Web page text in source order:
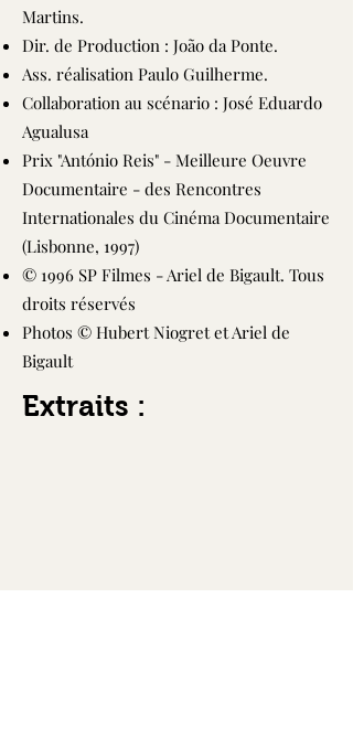
Martins.
Dir. de Production : João da Ponte.
Ass. réalisation Paulo Guilherme.
Collaboration au scénario : José Eduardo
Agualusa
Prix "António Reis" - Meilleure Oeuvre
Documentaire - des Rencontres
Internationales du Cinéma Documentaire
(Lisbonne, 1997)
© 1996 SP Filmes - Ariel de Bigault. Tous
droits réservés
Photos © Hubert Niogret et Ariel de
Bigault
Extraits :